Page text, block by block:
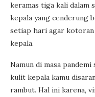
keramas tiga kali dalam
kepala yang cenderung
setiap hari agar kotoran
kepala.
Namun di masa
kulit kepala kamu
rambut. Hal ini karena,